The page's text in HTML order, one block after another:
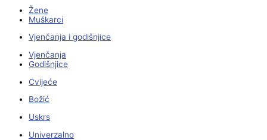
Žene
Muškarci
Vjenčanja i godišnjice
Vjenčanja
Godišnjice
Cvijeće
Božić
Uskrs
Univerzalno